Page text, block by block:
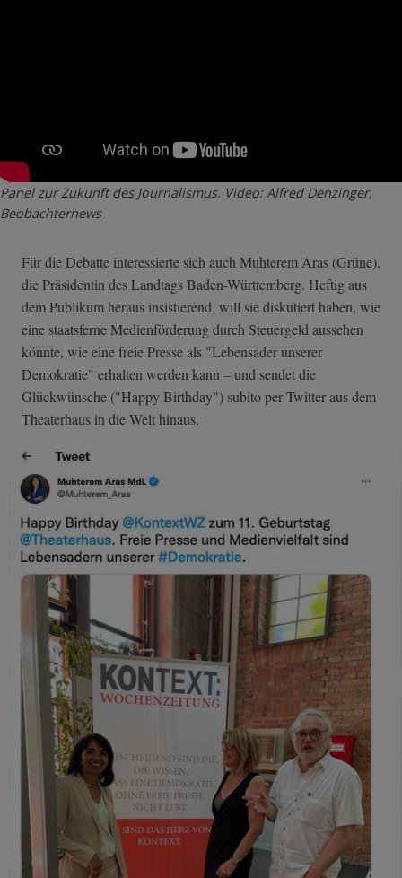
Panel zur Zukunft des Journalismus. Video: Alfred Denzinger,
Beobachternews
Für die Debatte interessierte sich auch Muhterem Aras (Grüne),
die Präsidentin des Landtags Baden-Württemberg. Heftig aus
dem Publikum heraus insistierend, will sie diskutiert haben, wie
eine staatsferne Medienförderung durch Steuergeld aussehen
könnte, wie eine freie Presse als "Lebensader unserer
Demokratie" erhalten werden kann – und sendet die
Glückwünsche ("Happy Birthday") subito per Twitter aus dem
Theaterhaus in die Welt hinaus.